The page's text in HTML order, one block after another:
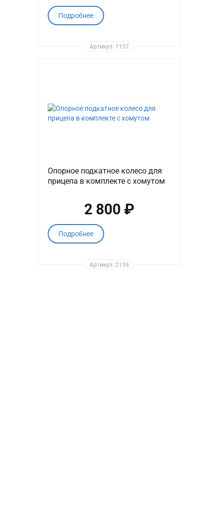
Подробнее
Артикул: 1157
Опорное подкатное колесо для
прицепа в комплекте с хомутом
2 800 ₽
Подробнее
Артикул: 2139